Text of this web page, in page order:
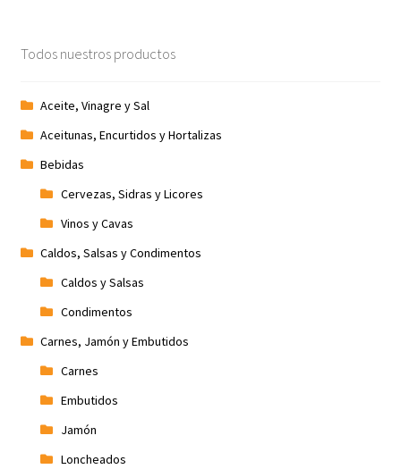
Todos nuestros productos
Aceite, Vinagre y Sal
Aceitunas, Encurtidos y Hortalizas
Bebidas
Cervezas, Sidras y Licores
Vinos y Cavas
Caldos, Salsas y Condimentos
Caldos y Salsas
Condimentos
Carnes, Jamón y Embutidos
Carnes
Embutidos
Jamón
Loncheados